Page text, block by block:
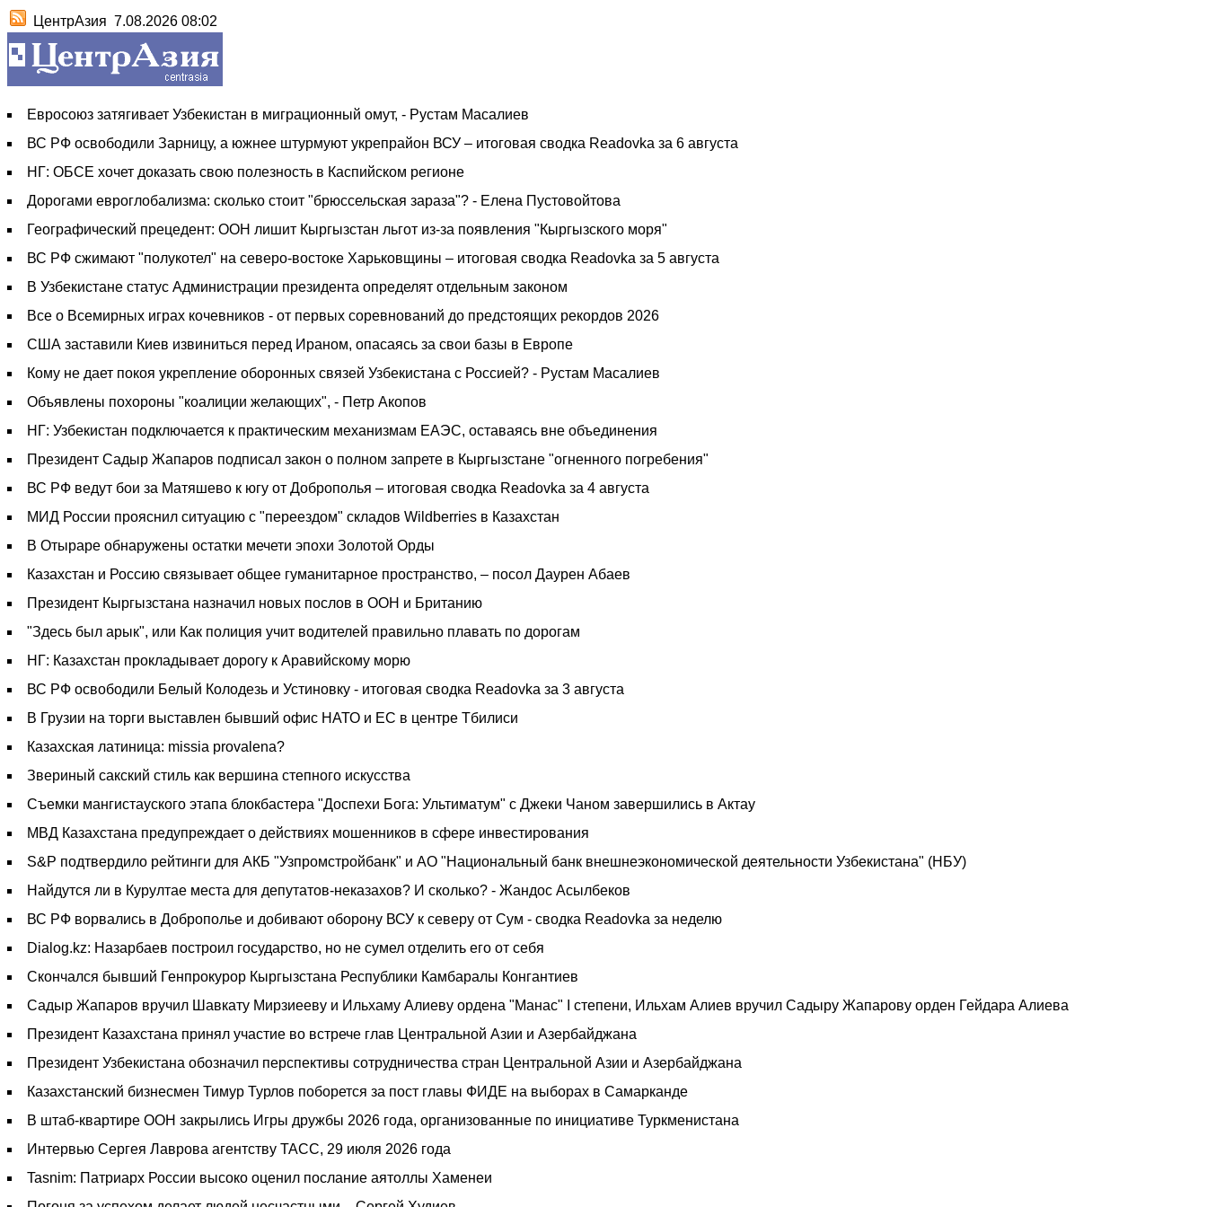
ЦентрАзия 7.08.2026 08:02
Евросоюз затягивает Узбекистан в миграционный омут, - Рустам Масалиев
ВС РФ освободили Зарницу, а южнее штурмуют укрепрайон ВСУ – итоговая сводка Readovka за 6 августа
НГ: ОБСЕ хочет доказать свою полезность в Каспийском регионе
Дорогами евроглобализма: сколько стоит "брюссельская зараза"? - Елена Пустовойтова
Географический прецедент: ООН лишит Кыргызстан льгот из-за появления "Кыргызского моря"
ВС РФ сжимают "полукотел" на северо-востоке Харьковщины – итоговая сводка Readovka за 5 августа
В Узбекистане статус Администрации президента определят отдельным законом
Все о Всемирных играх кочевников - от первых соревнований до предстоящих рекордов 2026
США заставили Киев извиниться перед Ираном, опасаясь за свои базы в Европе
Кому не дает покоя укрепление оборонных связей Узбекистана с Россией? - Рустам Масалиев
Объявлены похороны "коалиции желающих", - Петр Акопов
НГ: Узбекистан подключается к практическим механизмам ЕАЭС, оставаясь вне объединения
Президент Садыр Жапаров подписал закон о полном запрете в Кыргызстане "огненного погребения"
ВС РФ ведут бои за Матяшево к югу от Доброполья – итоговая сводка Readovka за 4 августа
МИД России прояснил ситуацию с "переездом" складов Wildberries в Казахстан
В Отыраре обнаружены остатки мечети эпохи Золотой Орды
Казахстан и Россию связывает общее гуманитарное пространство, – посол Даурен Абаев
Президент Кыргызстана назначил новых послов в ООН и Британию
"Здесь был арык", или Как полиция учит водителей правильно плавать по дорогам
НГ: Казахстан прокладывает дорогу к Аравийскому морю
ВС РФ освободили Белый Колодезь и Устиновку - итоговая сводка Readovka за 3 августа
В Грузии на торги выставлен бывший офис НАТО и ЕС в центре Тбилиси
Казахская латиница: missia provalena?
Звериный сакский стиль как вершина степного искусства
Съемки мангистауского этапа блокбастера "Доспехи Бога: Ультиматум" с Джеки Чаном завершились в Актау
МВД Казахстана предупреждает о действиях мошенников в сфере инвестирования
S&P подтвердило рейтинги для АКБ "Узпромстройбанк" и АО "Национальный банк внешнеэкономической деятельности Узбекистана" (НБУ)
Найдутся ли в Курултае места для депутатов-неказахов? И сколько? - Жандос Асылбеков
ВС РФ ворвались в Доброполье и добивают оборону ВСУ к северу от Сум - сводка Readovka за неделю
Dialog.kz: Назарбаев построил государство, но не сумел отделить его от себя
Скончался бывший Генпрокурор Кыргызстана Республики Камбаралы Конгантиев
Садыр Жапаров вручил Шавкату Мирзиееву и Ильхаму Алиеву ордена "Манас" I степени, Ильхам Алиев вручил Садыру Жапарову орден Гейдара Алиева
Президент Казахстана принял участие во встрече глав Центральной Азии и Азербайджана
Президент Узбекистана обозначил перспективы сотрудничества стран Центральной Азии и Азербайджана
Казахстанский бизнесмен Тимур Турлов поборется за пост главы ФИДЕ на выборах в Самарканде
В штаб-квартире ООН закрылись Игры дружбы 2026 года, организованные по инициативе Туркменистана
Интервью Сергея Лаврова агентству ТАСС, 29 июля 2026 года
Tasnim: Патриарх России высоко оценил послание аятоллы Хаменеи